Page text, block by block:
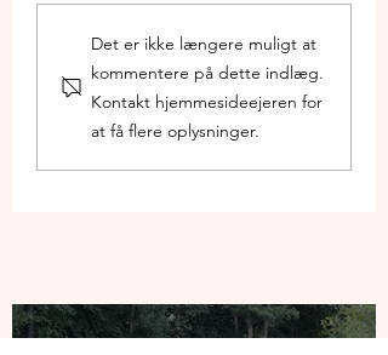
Billigere busbillet: 15 kr. på
bus 11, 14 og 17
Det er ikke længere muligt at
kommentere på dette indlæg.
Kontakt hjemmesideejeren for
at få flere oplysninger.